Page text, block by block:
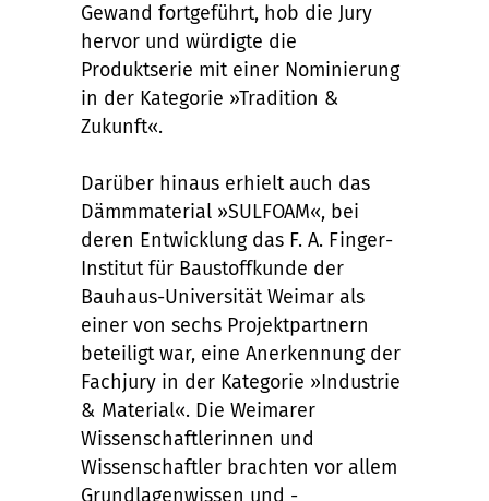
Gewand fortgeführt, hob die Jury
hervor und würdigte die
Produktserie mit einer Nominierung
in der Kategorie »Tradition &
Zukunft«.
Darüber hinaus erhielt auch das
Dämmmaterial »SULFOAM«, bei
deren Entwicklung das F. A. Finger-
Institut für Baustoffkunde der
Bauhaus-Universität Weimar als
einer von sechs Projektpartnern
beteiligt war, eine Anerkennung der
Fachjury in der Kategorie »Industrie
& Material«. Die Weimarer
Wissenschaftlerinnen und
Wissenschaftler brachten vor allem
Grundlagenwissen und -